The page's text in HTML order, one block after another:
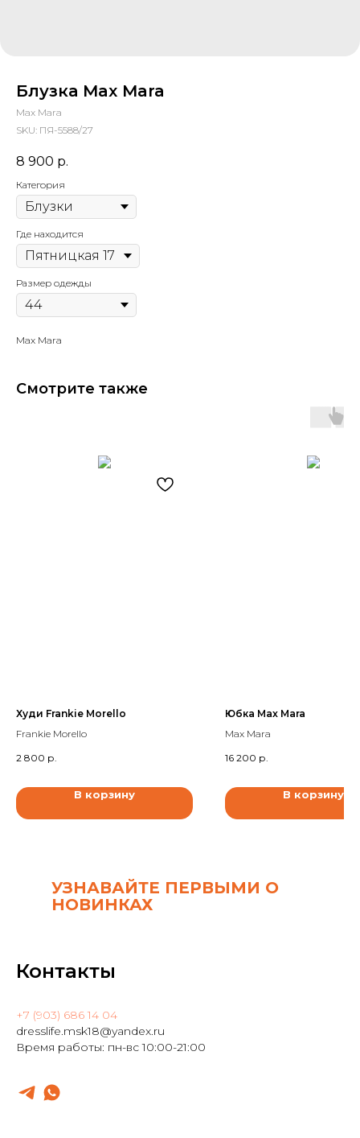
Блузка Max Mara
Max Mara
SKU: ПЯ-5588/27
8 900 р.
Категория
Где находится
Размер одежды
Max Mara
Смотрите также
Худи Frankie Morello
Frankie Morello
2 800 р.
В корзину
Юбка Max Mara
Max Mara
16 200 р.
В корзину
УЗНАВАЙТЕ ПЕРВЫМИ О
НОВИНКАХ
Контакты
+7 (903) 686 14 04
dresslife.msk18@yandex.ru
Время работы: пн-вс 10:00-21:00